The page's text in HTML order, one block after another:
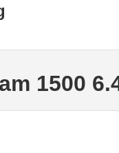
1500